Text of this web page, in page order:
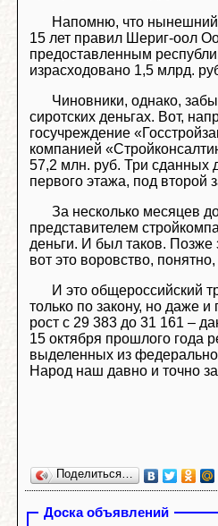
Напомню, что нынешний
15 лет правил Шериг-оол
предоставленным
израсходовано 1,5 млрд.
Чиновники, однако,
сиротских деньгах. Вот,
госучреждение
компанией
57,2 млн. руб. Три сданных
первого этажа, под второй
За несколько месяцев
представителем
деньги. И был таков. Позже
вот это воровство,
И это общероссийский
только по закону, но даже
рост с 29 383 до 31 161 –
15 октября прошлого года
выделенных из
Народ наш давно и точно
Поделиться…
Доска объявлений